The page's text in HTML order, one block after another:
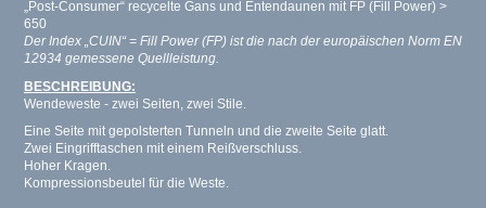
„Post-Consumer“ recycelte Gans und Entendaunen mit FP (Fill Power) >
650
Der Index „CUIN“ = Fill Power (FP) ist die nach der europäischen Norm EN
12934 gemessene Quellleistung.
BESCHREIBUNG:
Wendeweste - zwei Seiten, zwei Stile.
Eine Seite mit gepolsterten Tunneln und die zweite Seite glatt.
Zwei Eingrifftaschen mit einem Reißverschluss.
Hoher Kragen.
Kompressionsbeutel für die Weste.